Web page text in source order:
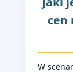
cen
W